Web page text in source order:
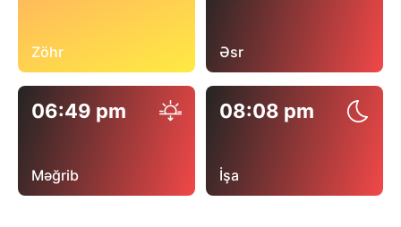
Zöhr Əsr
06:49 pm
Məğrib
08:08 pm
İşa